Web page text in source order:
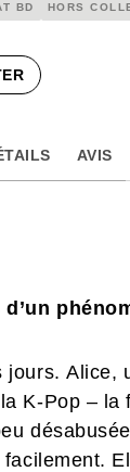
BD HORS
AVIS
jours. Alice,
K-Pop – la